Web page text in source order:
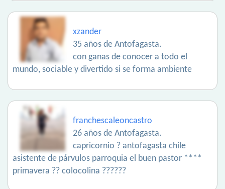
xzander
35 años de Antofagasta.
con ganas de conocer a todo el
mundo, sociable y divertido si se forma ambiente
franchescaleoncastro
26 años de Antofagasta.
capricornio ? antofagasta chile
asistente de párvulos parroquia el buen pastor ****
primavera ?? colocolina ??????